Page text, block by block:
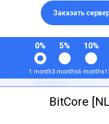
Заказать
0%
1 month
5%
3 months
10%
6 months
BitCore